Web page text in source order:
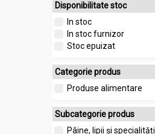
Disponibilitate stoc
In stoc
In stoc furnizor
Stoc epuizat
Categorie produs
Produse alimentare
Subcategorie produs
Pâine, lipii și specialități